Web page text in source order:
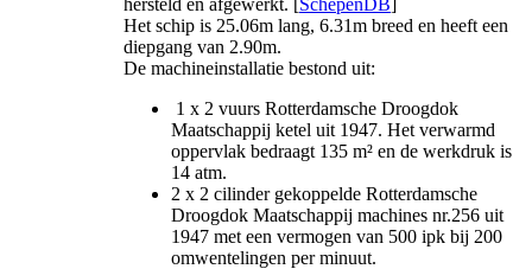
Het schip is 25.06m lang, 6.31m breed en heeft een
diepgang van 2.90m.
De machineinstallatie bestond uit:
1 x 2 vuurs Rotterdamsche Droogdok
Maatschappij ketel uit 1947. Het verwarmd
oppervlak bedraagt 135 m² en de werkdruk is
14 atm.
2 x 2 cilinder gekoppelde Rotterdamsche
Droogdok Maatschappij machines nr.256 uit
1947 met een vermogen van 500 ipk bij 200
omwentelingen per minuut.